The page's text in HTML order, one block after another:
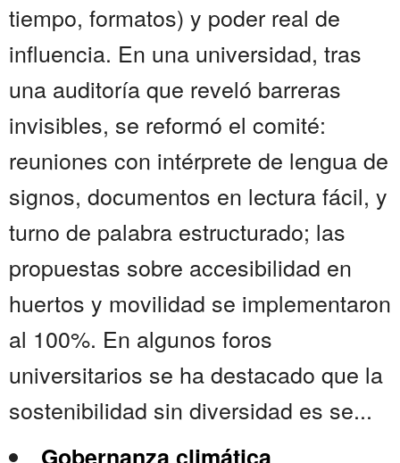
tiempo, formatos) y poder real de
influencia. En una universidad, tras
una auditoría que reveló barreras
invisibles, se reformó el comité:
reuniones con intérprete de lengua de
signos, documentos en lectura fácil, y
turno de palabra estructurado; las
propuestas sobre accesibilidad en
huertos y movilidad se implementaron
al 100%. En algunos foros
universitarios se ha destacado que la
sostenibilidad sin diversidad es se...